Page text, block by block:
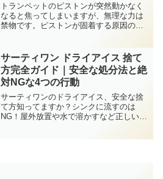
トランペットのピストンが突然動かなく
なると焦ってしまいますが、無理な力は
禁物です。ピストンが固着する原因の解
詳しく解説します。
サーティワン ドライアイス 捨て
方完全ガイド｜安全な処分法と絶
対NGな4つの行動
サーティワンのドライアイス、安全な捨
て方知ってますか？シンクに流すのは
NG！屋外放置や水で溶かすなど正しい処